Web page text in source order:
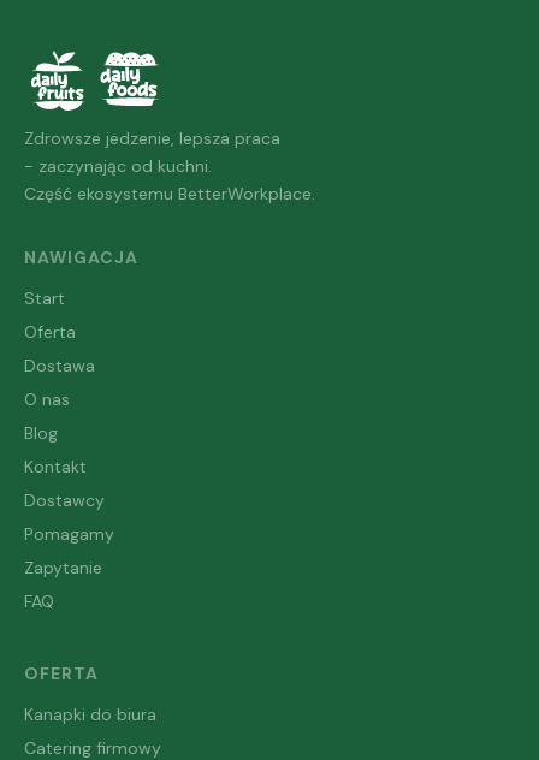
Zdrowsze jedzenie, lepsza praca
- zaczynając od kuchni.
Część ekosystemu BetterWorkplace.
NAWIGACJA
Start
Oferta
Dostawa
O nas
Blog
Kontakt
Dostawcy
Pomagamy
Zapytanie
FAQ
OFERTA
Kanapki do biura
Catering firmowy